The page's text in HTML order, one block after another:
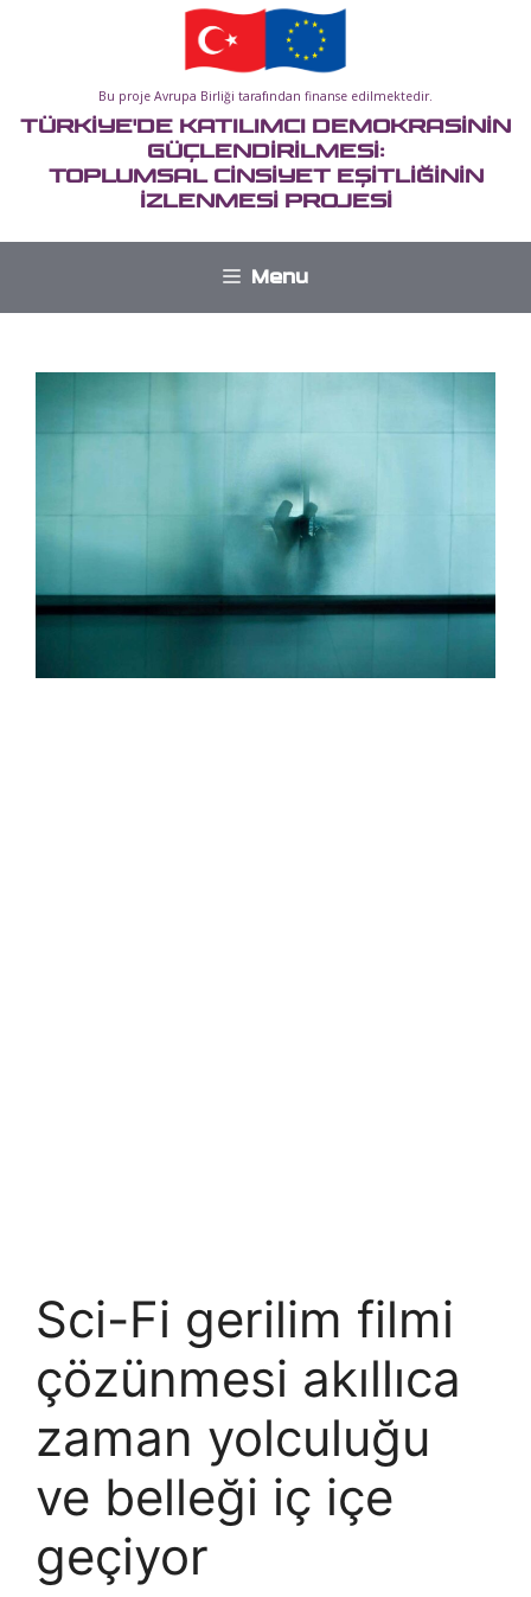
Bu proje Avrupa Birliği tarafından finanse edilmektedir.
TÜRKİYE'DE KATILIMCI DEMOKRASİNİN
GÜÇLENDİRİLMESİ:
TOPLUMSAL CİNSİYET EŞİTLİĞİNİN
İZLENMESİ PROJESİ
Menu
Sci-Fi gerilim filmi
çözünmesi akıllıca
zaman yolculuğu
ve belleği iç içe
geçiyor